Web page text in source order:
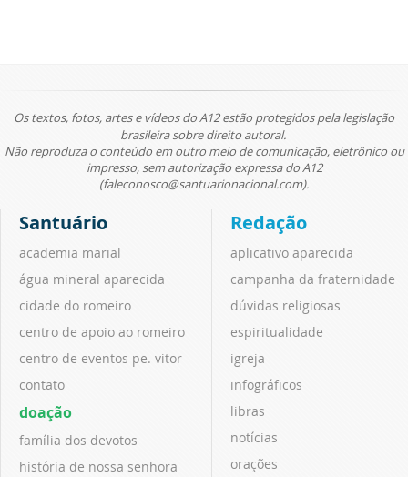
Os textos, fotos, artes e vídeos do A12 estão protegidos pela legislação
brasileira sobre direito autoral.
Não reproduza o conteúdo em outro meio de comunicação, eletrônico ou
impresso, sem autorização expressa do A12
(faleconosco@santuarionacional.com).
Santuário
academia marial
água mineral aparecida
cidade do romeiro
centro de apoio ao romeiro
centro de eventos pe. vitor
contato
doação
família dos devotos
história de nossa senhora
Redação
aplicativo aparecida
campanha da fraternidade
dúvidas religiosas
espiritualidade
igreja
infográficos
libras
notícias
orações